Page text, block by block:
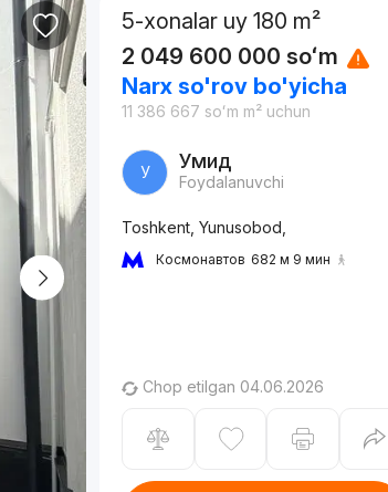
5-xonalar uy 180 m²
2 049 600 000 soʻm
Narx so'rov bo'yicha
11 386 667 soʻm m² uchun
У Умид
Foydalanuvchi
Toshkent, Yunusobod,
Космонавтов 682 м 9 мин
Chop etilgan 04.06.2026